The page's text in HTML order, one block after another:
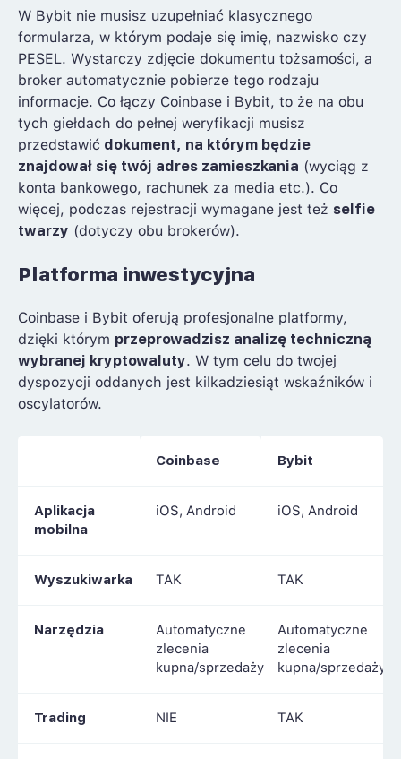
W Bybit nie musisz uzupełniać klasycznego
formularza, w którym podaje się imię, nazwisko czy
PESEL. Wystarczy zdjęcie dokumentu tożsamości, a
broker automatycznie pobierze tego rodzaju
informacje. Co łączy Coinbase i Bybit, to że na obu
tych giełdach do pełnej weryfikacji musisz
przedstawić dokument, na którym będzie
znajdował się twój adres zamieszkania (wyciąg z
konta bankowego, rachunek za media etc.). Co
więcej, podczas rejestracji wymagane jest też selfie
twarzy (dotyczy obu brokerów).
Platforma inwestycyjna
Coinbase i Bybit oferują profesjonalne platformy,
dzięki którym przeprowadzisz analizę techniczną
wybranej kryptowaluty. W tym celu do twojej
dyspozycji oddanych jest kilkadziesiąt wskaźników i
oscylatorów.
Coinbase Bybit
Aplikacja
mobilna
iOS, Android iOS, Android
Wyszukiwarka TAK TAK
Narzędzia
Automatyczne
zlecenia
kupna/sprzedaży
Automatyczne
zlecenia
kupna/sprzedaży
Trading NIE TAK